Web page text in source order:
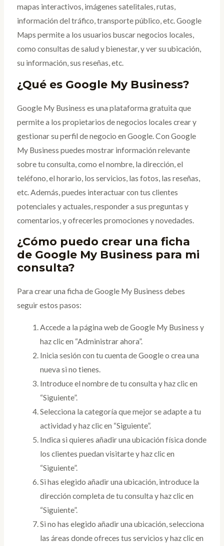
mapas interactivos, imágenes satelitales, rutas,
información del tráfico, transporte público, etc. Google
Maps permite a los usuarios buscar negocios locales,
como consultas de salud y bienestar, y ver su ubicación,
su información, sus reseñas, etc.
¿Qué es Google My Business?
Google My Business es una plataforma gratuita que
permite a los propietarios de negocios locales crear y
gestionar su perfil de negocio en Google. Con Google
My Business puedes mostrar información relevante
sobre tu consulta, como el nombre, la dirección, el
teléfono, el horario, los servicios, las fotos, las reseñas,
etc. Además, puedes interactuar con tus clientes
potenciales y actuales, responder a sus preguntas y
comentarios, y ofrecerles promociones y novedades.
¿Cómo puedo crear una ficha
de Google My Business para mi
consulta?
Para crear una ficha de Google My Business debes
seguir estos pasos:
Accede a la página web de Google My Business y
haz clic en “Administrar ahora”.
Inicia sesión con tu cuenta de Google o crea una
nueva si no tienes.
Introduce el nombre de tu consulta y haz clic en
“Siguiente”.
Selecciona la categoría que mejor se adapte a tu
actividad y haz clic en “Siguiente”.
Indica si quieres añadir una ubicación física donde
los clientes puedan visitarte y haz clic en
“Siguiente”.
Si has elegido añadir una ubicación, introduce la
dirección completa de tu consulta y haz clic en
“Siguiente”.
Si no has elegido añadir una ubicación, selecciona
las áreas donde ofreces tus servicios y haz clic en